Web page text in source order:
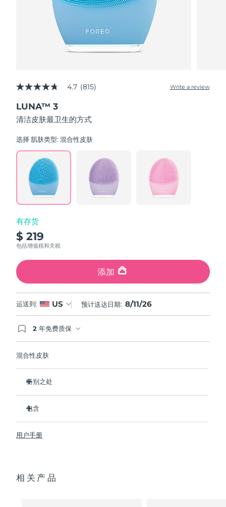
4.7
of
5
stars,
rating
Read
Reviews.
Same
page
link.
4.7 (815) Write a review
LUNA™ 3
清洁皮肤最卫生的方式
选择 肌肤类型:混合性皮肤
有存货
$ 219
包括增值税和关税
添加
运送到: US 预计送达日期: 8/11/26
2 年免费质保
混合性皮肤
特别之处
物。
清除毛孔深处的杂质，减少爆痘的可能。
抚平细纹，帮助放松面部肌肉紧张点。
16档强度，符合人体工程学的轻质设计，智能app护肤。
包含
USB 充电线
通用操作指南
用户手册
相关产品